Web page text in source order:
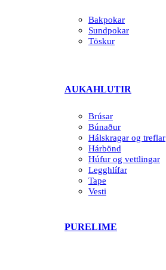
Bakpokar
Sundpokar
Töskur
AUKAHLUTIR
Brúsar
Búnaður
Hálskragar og treflar
Hárbönd
Húfur og vettlingar
Legghlífar
Tape
Vesti
PURELIME